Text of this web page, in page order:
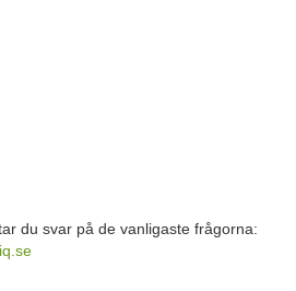
du svar på de vanligaste frågorna: